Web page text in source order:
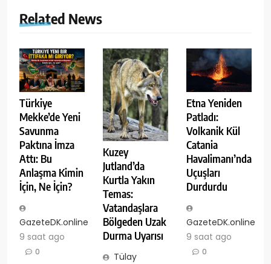
Related News
Türkiye
Mekke’de Yeni
Savunma
Paktına İmza
Attı: Bu
Anlaşma Kimin
İçin, Ne İçin?
GazeteDK.online
9 saat ago
0
Kuzey
Jutland’da
Kurtla Yakın
Temas:
Vatandaşlara
Bölgeden Uzak
Durma Uyarısı
Tülay
Etna Yeniden
Patladı:
Volkanik Kül
Catania
Havalimanı’nda
Uçuşları
Durdurdu
GazeteDK.online
9 saat ago
0